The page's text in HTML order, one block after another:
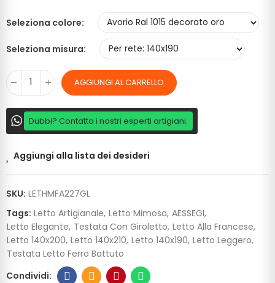
Seleziona colore
Seleziona misura
AGGIUNGI AL CARRELLO
Dubbi? Contatta i nostri esperti artigiani.
Aggiungi alla lista dei desideri
SKU: LETHMFA227GL
Tags: Letto Artigianale Letto Mimosa AESSEGI
Letto Elegante Testata Con Giroletto Letto Alla Francese
Letto 140x200 Letto 140x210 Letto 140x190 Letto Leggero
Testata Letto Ferro Battuto